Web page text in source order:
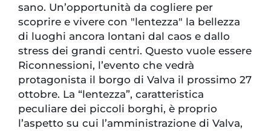
sano. Un’opportunità da cogliere per
scoprire e vivere con "lentezza" la bellezza
di luoghi ancora lontani dal caos e dallo
stress dei grandi centri. Questo vuole essere
Riconnessioni, l’evento che vedrà
protagonista il borgo di Valva il prossimo 27
ottobre. La “lentezza”, caratteristica
peculiare dei piccoli borghi, è proprio
l’aspetto su cui l’amministrazione di Valva,